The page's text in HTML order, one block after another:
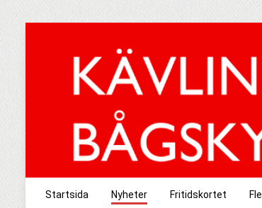
Startsida Nyheter Fritidskortet